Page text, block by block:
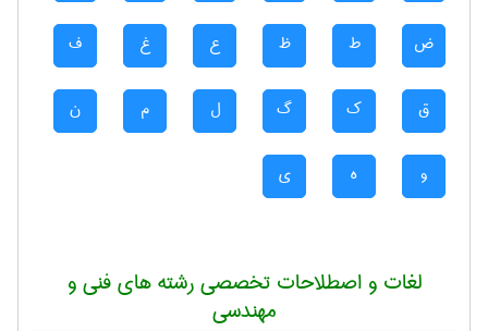
ض ط ظ ع غ ف
ق ک گ ل م ن
و ه ی
لغات و اصطلاحات تخصصی رشته های فنی و
مهندسی